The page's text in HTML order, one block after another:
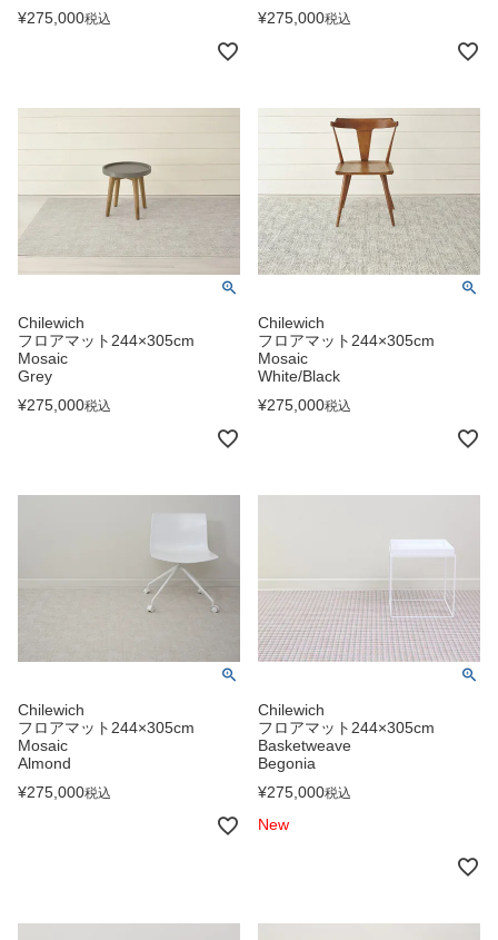
¥275,000税込
¥275,000税込
Chilewich
フロアマット244×305cm
Mosaic
Grey
¥275,000税込
Chilewich
フロアマット244×305cm
Mosaic
White/Black
¥275,000税込
Chilewich
フロアマット244×305cm
Mosaic
Almond
¥275,000税込
Chilewich
フロアマット244×305cm
Basketweave
Begonia
¥275,000税込
New